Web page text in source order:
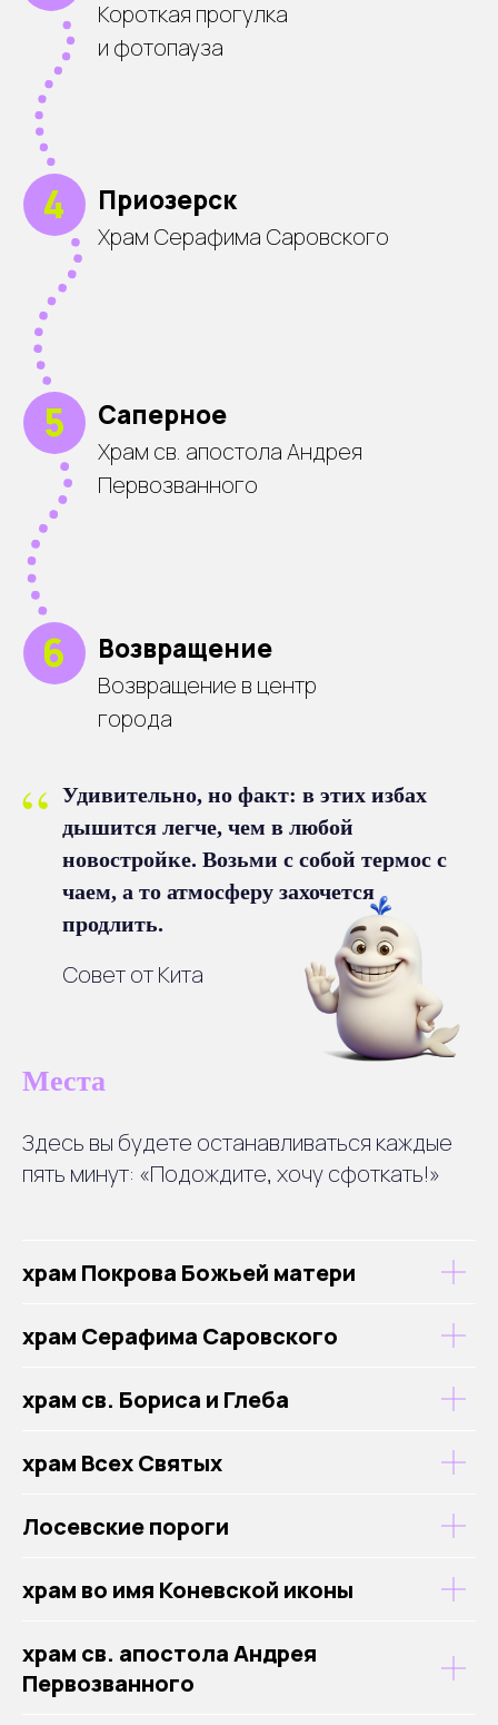
“ Удивительно, но факт: в этих избах
дышится легче, чем в любой
новостройке. Возьми с собой термос с
чаем, а то атмосферу захочется
продлить.
Совет от Кита
Места
Здесь вы будете останавливаться каждые
пять минут: «Подождите, хочу сфоткать!»
храм Покрова Божьей матери
храм Серафима Саровского
храм св. Бориса и Глеба
храм Всех Святых
Лосевские пороги
храм во имя Коневской иконы
храм св. апостола Андрея
Первозванного